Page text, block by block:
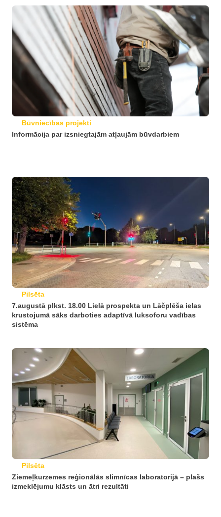
Būvniecības projekti
Informācija par izsniegtajām atļaujām būvdarbiem
Pilsēta
7.augustā plkst. 18.00 Lielā prospekta un Lāčplēša ielas
krustojumā sāks darboties adaptīvā luksoforu vadības
sistēma
Pilsēta
Ziemeļkurzemes reģionālās slimnīcas laboratorijā – plašs
izmeklējumu klāsts un ātri rezultāti